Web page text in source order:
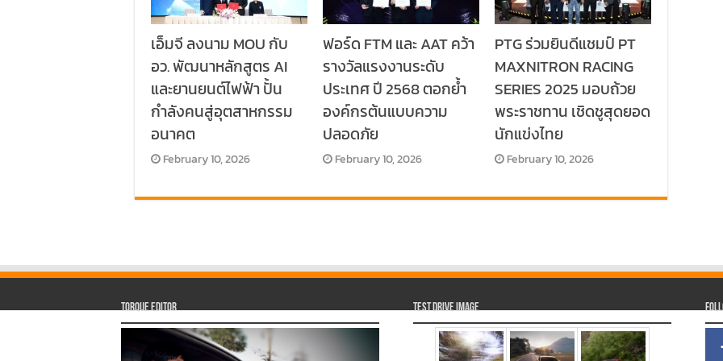
เอ็มจี ลงนาม MOU กับ
อว. พัฒนาหลักสูตร AI
และยานยนต์ไฟฟ้า ปั้น
กำลังคนสู่อุตสาหกรรม
อนาคต
February 10, 2026
ฟอร์ด FTM และ AAT คว้า
รางวัลแรงงานระดับ
ประเทศ ปี 2568 ตอกย้ำ
องค์กรต้นแบบความ
ปลอดภัย
February 10, 2026
PTG ร่วมยินดีแชมป์ PT
MAXNITRON RACING
SERIES 2025 มอบถ้วย
พระราชทาน เชิดชูสุดยอด
นักแข่งไทย
February 10, 2026
Torque Editor Test Drive Image